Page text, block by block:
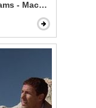
- Machete's